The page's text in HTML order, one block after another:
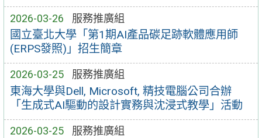
2026-03-26 服務推廣組
國立臺北大學「第1期AI產品碳足跡軟體應用師
(ERPS發照)」招生簡章
2026-03-25 服務推廣組
東海大學與Dell, Microsoft, 精技電腦公司合辦
「生成式AI驅動的設計實務與沈浸式教學」活動
2026-03-25 服務推廣組